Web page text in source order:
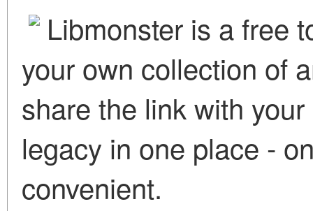
Libmonster is a free
your own collection of
share the link with
legacy in one place -
convenient.